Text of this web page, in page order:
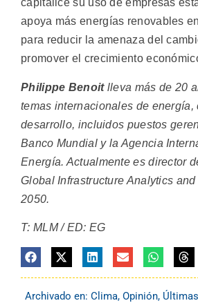
capitalice su uso de empresas
apoya más energías renovables
para reducir la amenaza del
promover el crecimiento
Philippe Benoit lleva más de 20
temas internacionales de energía,
desarrollo, incluidos puestos
Banco Mundial y la Agencia
Energía. Actualmente es director
Global Infrastructure Analytics
2050.
T: MLM / ED: EG
Archivado en: Clima, Opinión,